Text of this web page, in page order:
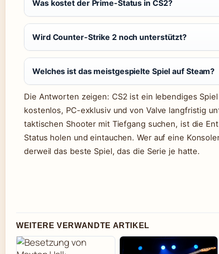
Was kostet der Prime-Status in CS2?
Wird Counter-Strike 2 noch unterstützt?
Welches ist das meistgespielte Spiel auf Steam?
Die Antworten zeigen: CS2 ist ein lebendiges
kostenlos, PC-exklusiv und von Valve langfristig
taktischen Shooter mit Tiefgang suchen, ist die
Status holen und eintauchen. Wer auf eine
derweil das beste Spiel, das die Serie je hatte.
WEITERE VERWANDTE ARTIKEL